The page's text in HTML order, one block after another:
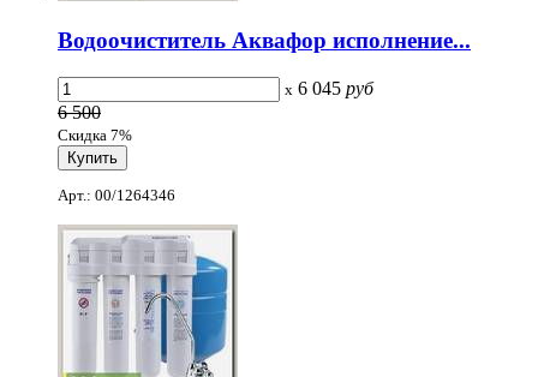
Водоочиститель Аквафор исполнение...
x 6 045 руб
6 500
Скидка 7%
Арт.: 00/1264346